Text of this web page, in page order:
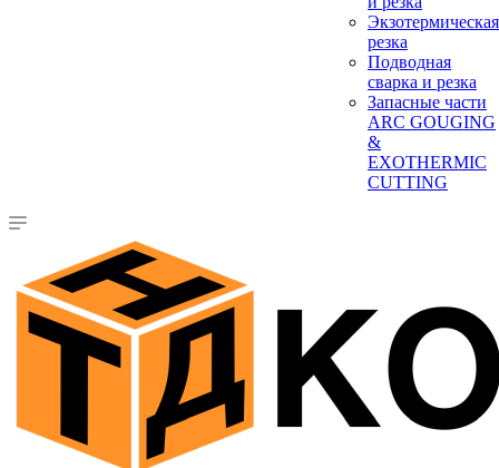
Экзотермическая
резка
Подводная
сварка и резка
Запасные части
ARC GOUGING
&
EXOTHERMIC
CUTTING